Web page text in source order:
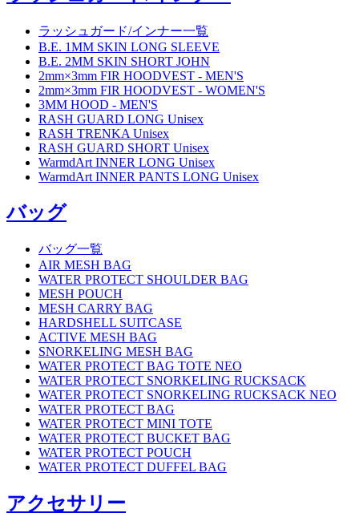
ラッシュガード/インナー一覧
B.E. 1MM SKIN LONG SLEEVE
B.E. 2MM SKIN SHORT JOHN
2mm×3mm FIR HOODVEST - MEN'S
2mm×3mm FIR HOODVEST - WOMEN'S
3MM HOOD - MEN'S
RASH GUARD LONG Unisex
RASH TRENKA Unisex
RASH GUARD SHORT Unisex
WarmdArt INNER LONG Unisex
WarmdArt INNER PANTS LONG Unisex
バッグ
バッグ一覧
AIR MESH BAG
WATER PROTECT SHOULDER BAG
MESH POUCH
MESH CARRY BAG
HARDSHELL SUITCASE
ACTIVE MESH BAG
SNORKELING MESH BAG
WATER PROTECT BAG TOTE NEO
WATER PROTECT SNORKELING RUCKSACK
WATER PROTECT SNORKELING RUCKSACK NEO
WATER PROTECT BAG
WATER PROTECT MINI TOTE
WATER PROTECT BUCKET BAG
WATER PROTECT POUCH
WATER PROTECT DUFFEL BAG
アクセサリー